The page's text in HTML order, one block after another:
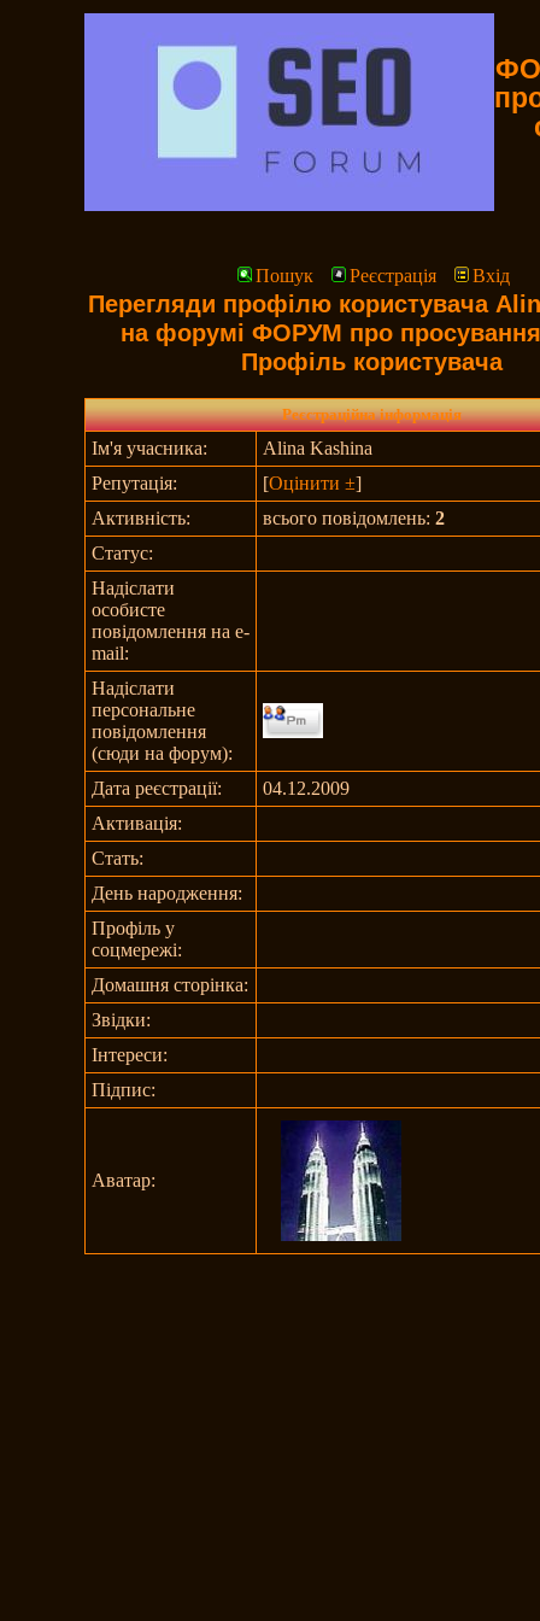
Пошук Реєстрація Вхід
Перегляди профілю користувача
на форумі ФОРУМ про просування
Профіль користувача
Реєстраційна інформація
Ім'я учасника:
Alina Kashina
Репутація:
[Оцінити ±]
Активність:
всього повідомлень:2
Статус:
Надіслати
особисте
повідомлення на e-
mail:
Надіслати
персональне
повідомлення
(сюди на форум):
Дата реєстрації:
04.12.2009
Активація:
Стать:
День народження:
Профіль у
соцмережі:
Домашня сторінка:
Звідки:
Інтереси:
Підпис:
Аватар: